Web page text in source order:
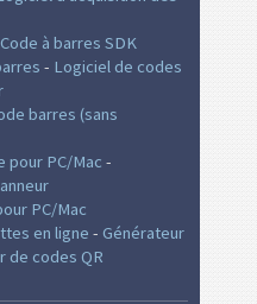
Code à barres SDK
- Logiciel de codes
barres (sans
pour PC/Mac -
PC/Mac
en ligne - Générateur
de codes QR